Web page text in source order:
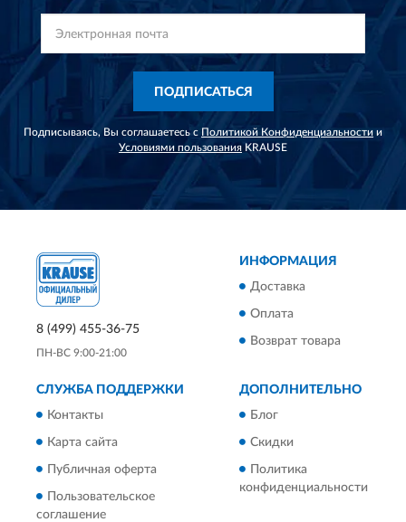
ПОДПИСАТЬСЯ
Подписываясь, Вы соглашаетесь с Политикой Конфиденциальности и
Условиями пользованияKRAUSE
8 (499) 455-36-75
ПН-ВС 9:00-21:00
ИНФОРМАЦИЯ
Доставка
Оплата
Возврат товара
СЛУЖБА ПОДДЕРЖКИ
Контакты
Карта сайта
Публичная оферта
Пользовательское
соглашение
ДОПОЛНИТЕЛЬНО
Блог
Скидки
Политика
конфиденциальности